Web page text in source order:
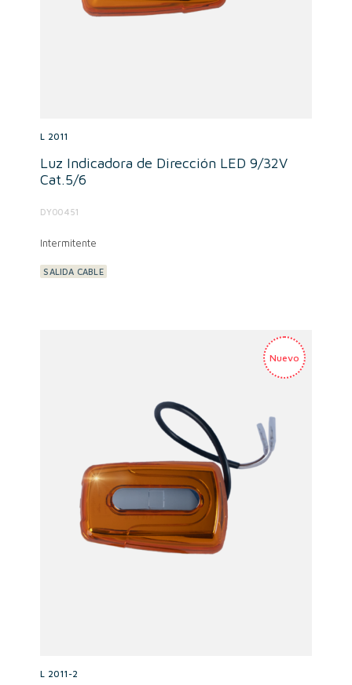
L 2011
Luz Indicadora de Dirección LED 9/32V
Cat.5/6
DY00451
Intermitente
SALIDA CABLE
L 2011-2